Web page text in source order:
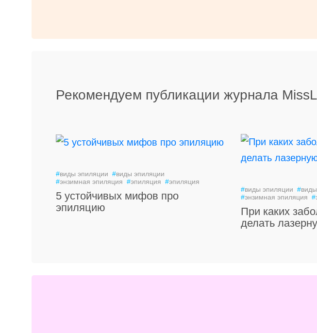
Рекомендуем публикации журнала
#виды эпиляции #виды эпиляции
#энзимная эпиляция #эпиляция #эпиляция
5 устойчивых мифов про
эпиляцию
#виды эпиляции #
#энзимная эпиляция #
При каких
делать